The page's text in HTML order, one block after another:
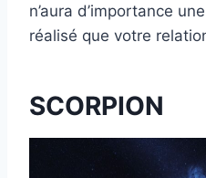
n’aura d’importance
réalisé que votre
SCORPION